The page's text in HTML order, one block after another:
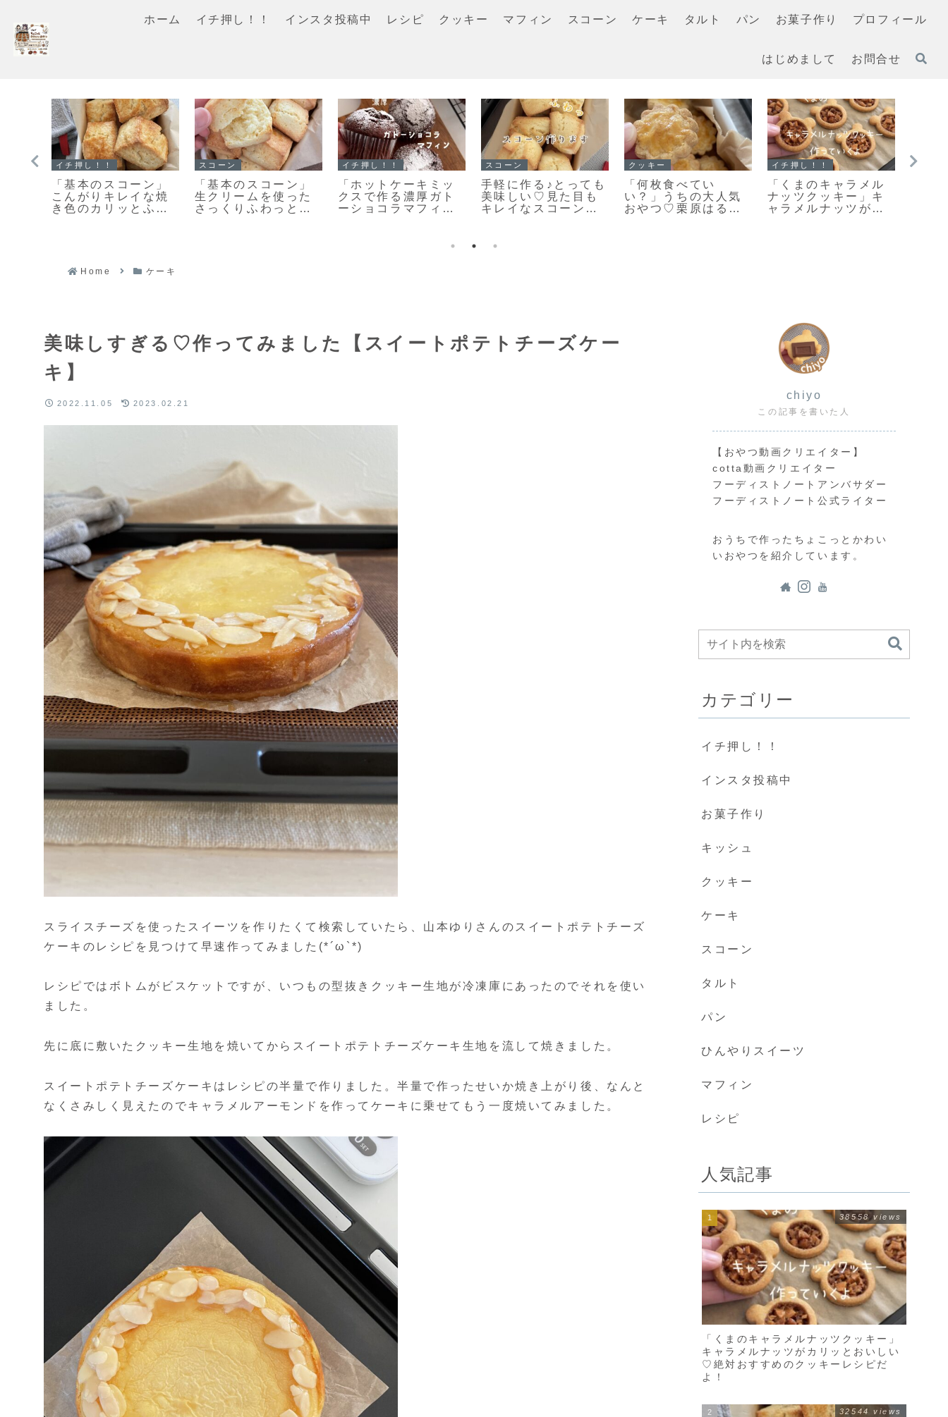
ホーム イチ押し！！ インスタ投稿中 レシピ クッキー マフィン スコーン ケーキ タルト パン お菓子作り プロフィール
はじめまして お問合せ
スコーン
【レシピ】リスドォ
ルで作るスコーン♡
やってみたらめちゃ
イチ押し！！
「無塩バター」と違
いを検証！クッキー
を「有塩バター」で
イチ押し！！
「栗のマフィン」ま
るで栗のバターケー
キ🌰しっとり美味し
クッキー
「おやつ何がい
い？」あっという間
になくなります♡栗
スコーン
「スコーンの朝ごは
んだ♪」カリッとふん
わりとっても美味し
マフィン
すぐに作れる♥食べら
れる♥濃厚ガトーショ
コラマフィン作りま
イチ押
Home ケーキ
美味しすぎる♡作ってみました【スイートポテトチーズケー
キ】
2022.11.05 2023.02.21
スライスチーズを使ったスイーツを作りたくて検索していたら、山本ゆりさんのスイートポテトチーズ
ケーキのレシピを見つけて早速作ってみました(*´ω`*)
レシピではボトムがビスケットですが、いつもの型抜きクッキー生地が冷凍庫にあったのでそれを使い
ました。
先に底に敷いたクッキー生地を焼いてからスイートポテトチーズケーキ生地を流して焼きました。
スイートポテトチーズケーキはレシピの半量で作りました。半量で作ったせいか焼き上がり後、なんと
なくさみしく見えたのでキャラメルアーモンドを作ってケーキに乗せてもう一度焼いてみました。
chiyo
この記事を書いた人
【おやつ動画クリエイター】
cotta動画クリエイター
フーディストノートアンバサダー
フーディストノート公式ライター
おうちで作ったちょこっとかわい
いおやつを紹介しています。
カテゴリー
イチ押し！！
インスタ投稿中
お菓子作り
キッシュ
クッキー
ケーキ
スコーン
タルト
パン
ひんやりスイーツ
マフィン
レシピ
人気記事
「くまのキャラメルナッツクッキー」
キャラメルナッツがカリッとおいしい
♡絶対おすすめのクッキーレシピだ
よ！
38558 views
32544 views